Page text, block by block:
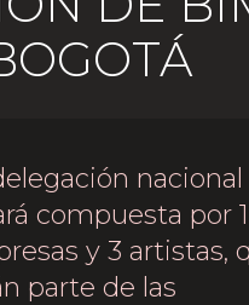
nacional
compuesta por
y 3 artistas,
parte de las